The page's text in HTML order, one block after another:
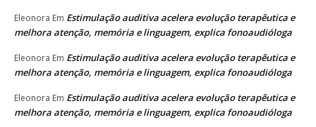
Eleonora Em Estimulação auditiva acelera evolução terapêutica e
melhora atenção, memória e linguagem, explica fonoaudióloga
Eleonora Em Estimulação auditiva acelera evolução terapêutica e
melhora atenção, memória e linguagem, explica fonoaudióloga
Eleonora Em Estimulação auditiva acelera evolução terapêutica e
melhora atenção, memória e linguagem, explica fonoaudióloga